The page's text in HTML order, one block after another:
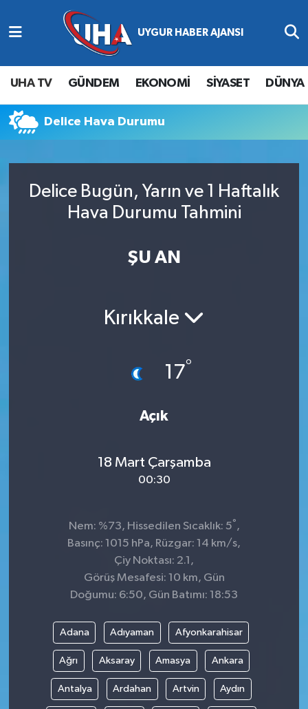
UHA TV GÜNDEM EKONOMİ SİYASET DÜNYA
Delice Hava Durumu
Delice Bugün, Yarın ve 1 Haftalık
Hava Durumu Tahmini
ŞU AN
Kırıkkale
17°
Açık
18 Mart Çarşamba
00:30
Nem: %73, Hissedilen Sıcaklık: 5° ,
Basınç: 1015 hPa, Rüzgar: 14 km/s,
Çiy Noktası: 2.1,
Görüş Mesafesi: 10 km, Gün
Doğumu: 6:50, Gün Batımı: 18:53
Adana Adıyaman Afyonkarahisar
Ağrı Aksaray Amasya Ankara
Antalya Ardahan Artvin Aydın
Abone Ol
Gündem
Ekonomi
Siyaset
Nöbetçi Eczaneler
Hava Durumu
Namaz Vakitleri
Süper Lig Puan Durumu ve Fikstür
Son Dakika Haberleri